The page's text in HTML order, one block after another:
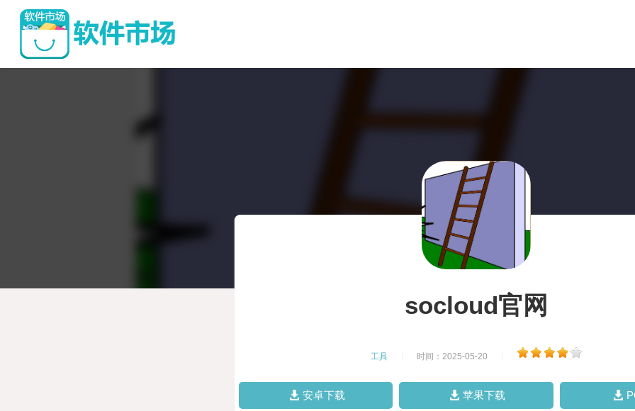
socloud官网
工具 时间：2025-05-20
安卓下载 苹果下载